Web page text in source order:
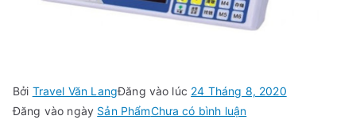
Bởi Travel Văn LangĐăng vào lúc 24 Tháng 8, 2020
Đăng vào ngày Sản PhẩmChưa có bình luậntrong